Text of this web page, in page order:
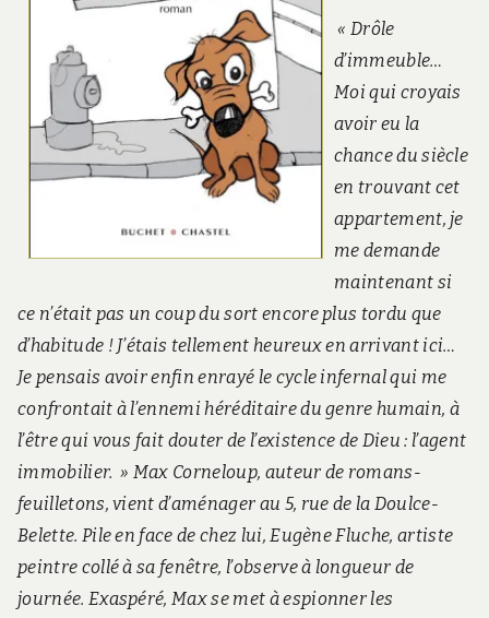
« Drôle
d’immeuble…
Moi qui croyais
avoir eu la
chance du siècle
en trouvant cet
appartement, je
me demande
maintenant si
ce n’était pas un coup du sort encore plus tordu que
d’habitude ! J’étais tellement heureux en arrivant ici…
Je pensais avoir enfin enrayé le cycle infernal qui me
confrontait à l’ennemi héréditaire du genre humain, à
l’être qui vous fait douter de l’existence de Dieu : l’agent
immobilier. » Max Corneloup, auteur de romans-
feuilletons, vient d’aménager au 5, rue de la Doulce-
Belette. Pile en face de chez lui, Eugène Fluche, artiste
peintre collé à sa fenêtre, l’observe à longueur de
journée. Exaspéré, Max se met à espionner les